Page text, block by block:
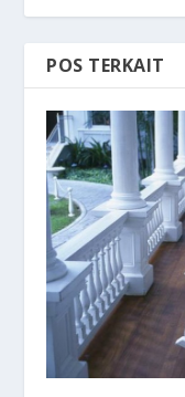
POS TERKAIT